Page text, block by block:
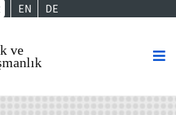
EN DE